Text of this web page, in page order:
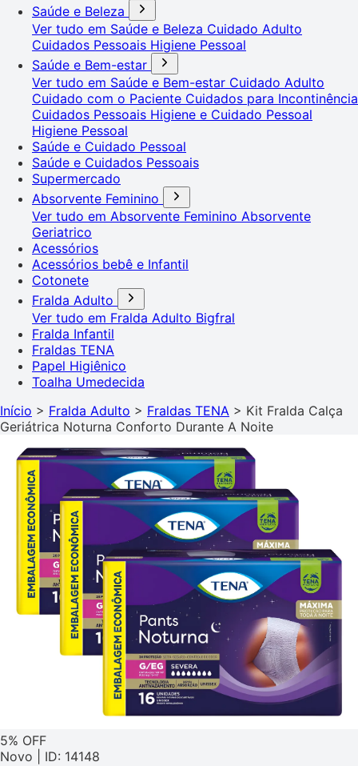
Saúde e Beleza
Ver tudo em Saúde e Beleza Cuidado Adulto
Cuidados Pessoais Higiene Pessoal
Saúde e Bem-estar
Ver tudo em Saúde e Bem-estar Cuidado Adulto
Cuidado com o Paciente Cuidados para Incontinência
Cuidados Pessoais Higiene e Cuidado Pessoal
Higiene Pessoal
Saúde e Cuidado Pessoal
Saúde e Cuidados Pessoais
Supermercado
Absorvente Feminino
Ver tudo em Absorvente Feminino Absorvente
Geriatrico
Acessórios
Acessórios bebê e Infantil
Cotonete
Fralda Adulto
Ver tudo em Fralda Adulto Bigfral
Fralda Infantil
Fraldas TENA
Papel Higiênico
Toalha Umedecida
Início > Fralda Adulto > Fraldas TENA > Kit Fralda Calça
Geriátrica Noturna Conforto Durante A Noite
5% OFF
Novo | ID: 14148